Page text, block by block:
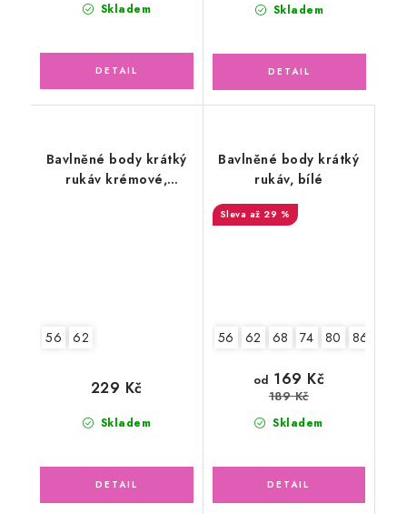
Skladem Skladem
Bavlněné body krátký
rukáv krémové,
56 62
Skladem
229 Kč
Bavlněné body krátký
rukáv, bílé
až 29 %
56 62 68 74 80 86
Skladem
od 169 Kč
189 Kč